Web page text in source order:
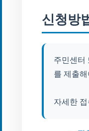
신청방
주민센터
를 제출
자세한